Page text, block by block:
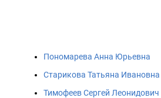
Пономарева Анна Юрьевна
Старикова Татьяна Ивановна
Тимофеев Сергей Леонидович